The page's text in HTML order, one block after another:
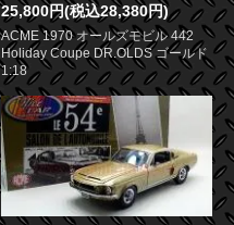
25,800円(税込28,380円)
ACME 1970 オールズモビル 442
Holiday Coupe DR.OLDS ゴールド
1:18